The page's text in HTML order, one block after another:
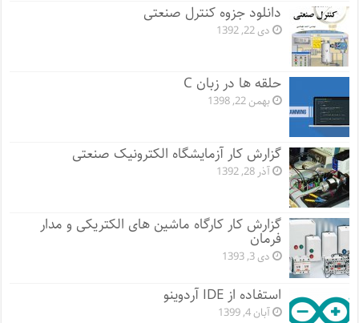
دانلود جزوه کنترل صنعتی
دی 22, 1392
حلقه ها در زبان C
بهمن 22, 1398
گزارش کار آزمایشگاه الکترونیک صنعتی
آذر 28, 1392
گزارش کار کارگاه ماشین های الکتریکی و مدار
فرمان
دی 3, 1393
استفاده از IDE آردوینو
آبان 4, 1399